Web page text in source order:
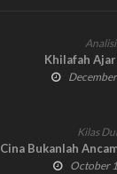
Khilafah
Kilas
Cina Bukanlah
October